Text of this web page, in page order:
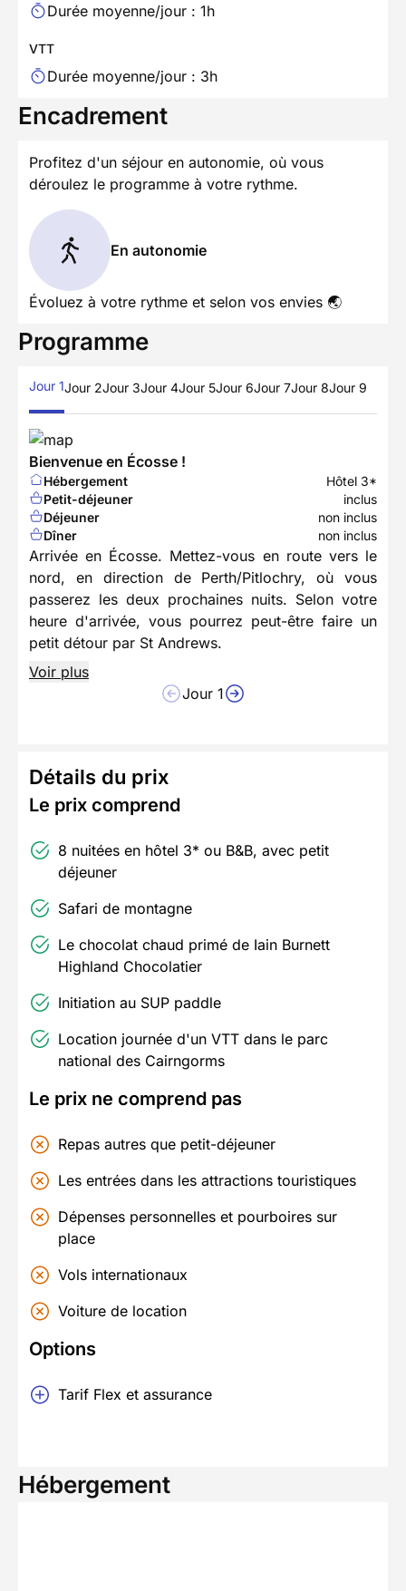
Durée moyenne/jour : 1h
VTT
Durée moyenne/jour : 3h
Encadrement
Profitez d'un séjour en autonomie, où vous
déroulez le programme à votre rythme.
En autonomie
Évoluez à votre rythme et selon vos envies 🌏
Programme
Jour 1Jour 2Jour 3Jour 4Jour 5Jour 6Jour 7Jour 8Jour 9
Bienvenue en Écosse !
Hébergement
Hôtel 3*
Petit-déjeuner
inclus
Déjeuner
non inclus
Dîner
non inclus
Arrivée en Écosse. Mettez-vous en route vers le
nord, en direction de Perth/Pitlochry, où vous
passerez les deux prochaines nuits. Selon votre
heure d'arrivée, vous pourrez peut-être faire un
petit détour par St Andrews.
Voir plus
Jour 1
Détails du prix
Le prix comprend
8 nuitées en hôtel 3* ou B&B, avec petit
déjeuner
Safari de montagne
Le chocolat chaud primé de Iain Burnett
Highland Chocolatier
Initiation au SUP paddle
Location journée d'un VTT dans le parc
national des Cairngorms
Le prix ne comprend pas
Repas autres que petit-déjeuner
Les entrées dans les attractions touristiques
Dépenses personnelles et pourboires sur
place
Vols internationaux
Voiture de location
Options
Tarif Flex et assurance
Hébergement